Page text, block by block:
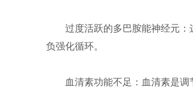
过度活跃的多巴胺能神经元
负强化循环。
血清素功能不足：血清素是